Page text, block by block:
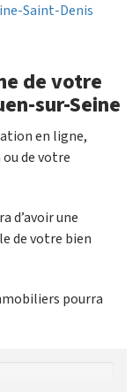
Saint-Denis
de votre
sur-Seine
en ligne,
de votre
d’avoir une
de votre bien
pourra